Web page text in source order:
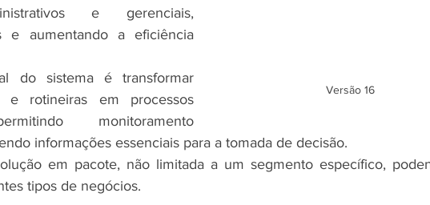
Versão 16
e gerenciais,
e aumentando a eficiência
do sistema é transformar
e rotineiras em processos
monitoramento
informações essenciais para a tomada de decisão.
em pacote, não limitada a um segmento específico,
tipos de negócios.